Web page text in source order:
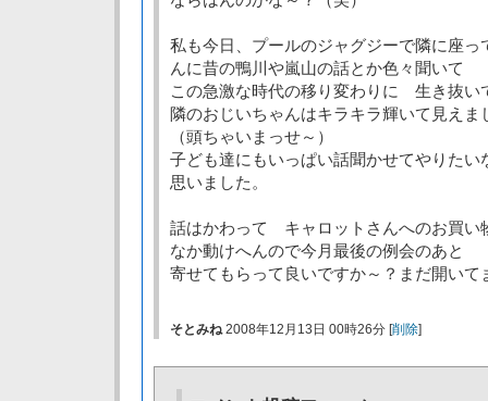
私も今日、プールのジャグジーで隣に座っ
んに昔の鴨川や嵐山の話とか色々聞いて
この急激な時代の移り変わりに 生き抜い
隣のおじいちゃんはキラキラ輝いて見えま
（頭ちゃいまっせ～）
子ども達にもいっぱい話聞かせてやりたい
思いました。
話はかわって キャロットさんへのお買い
なか動けへんので今月最後の例会のあと
寄せてもらって良いですか～？まだ開いて
そとみね2008年12月13日 00時26分 [削除]